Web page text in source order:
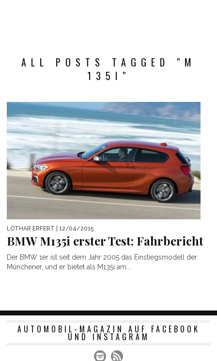
ALL POSTS TAGGED "M
135I"
LOTHAR ERFERT | 12/04/2015
BMW M135i erster Test: Fahrbericht
Der BMW 1er ist seit dem Jahr 2005 das Einstiegsmodell der
Münchener, und er bietet als M135i am...
AUTOMOBIL-MAGAZIN AUF FACEBOOK
UND INSTAGRAM